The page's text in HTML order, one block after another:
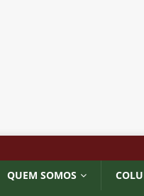
QUEM SOMOS